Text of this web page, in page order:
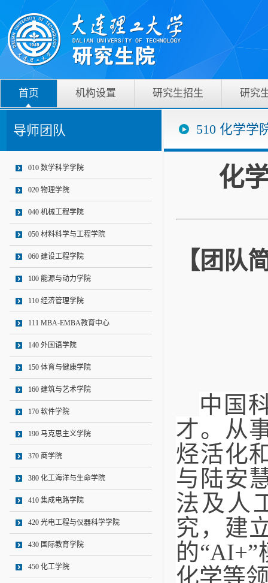
首页 机构设置 研究生招生 研究
导师团队
010 数学科学学院
020 物理学院
040 机械工程学院
050 材料科学与工程学院
060 建设工程学院
100 能源与动力学院
110 经济管理学院
111 MBA-EMBA教育中心
140 外国语学院
150 体育与健康学院
160 建筑与艺术学院
170 软件学院
190 马克思主义学院
370 商学院
380 化工海洋与生命学院
410 集成电路学院
420 光电工程与仪器科学学院
430 国际教育学院
450 化工学院
510 化学学
化
【团队
中国
才。从
烃活化
与陆安
法及人
究 ，建
的
化学等